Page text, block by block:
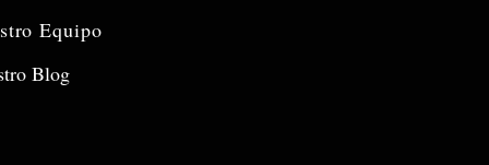
Equipo
Blog